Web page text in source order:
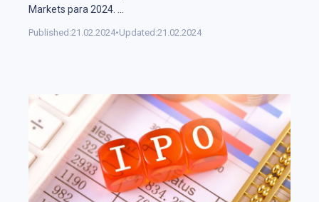
Markets para 2024.
Published:21.02.2024•Updated:21.02.2024